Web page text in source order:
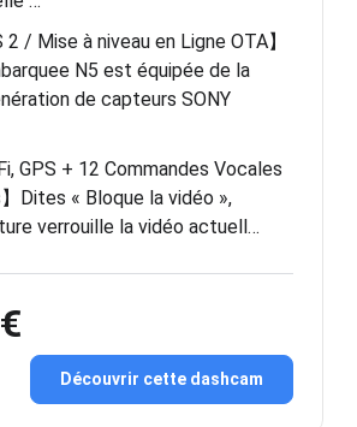
2 / Mise à niveau en Ligne OTA】
N5 est équipée de la
de capteurs SONY
GPS + 12 Commandes Vocales
Dites « Bloque la vidéo »,
verrouille la vidéo actuell…
Découvrir cette dashcam